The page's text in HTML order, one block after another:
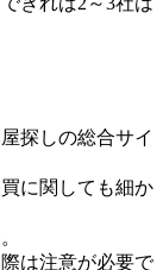
探しの総合サイ
に関しても細か
は注意が必要で